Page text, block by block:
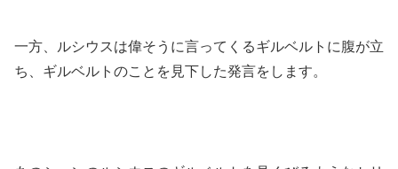
一方、ルシウスは偉そうに言ってくるギルベルトに腹が立
ち、ギルベルトのことを見下した発言をします。